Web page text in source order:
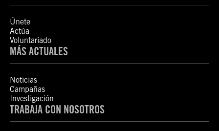
Únete
Actúa
Voluntariado
MÁS ACTUALES
Noticias
Campañas
Investigación
TRABAJA CON NOSOTROS